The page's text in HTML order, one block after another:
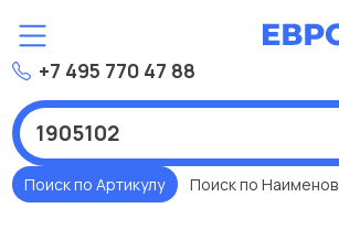
+7 495 770 47 88
Поиск по Артикулу Поиск по